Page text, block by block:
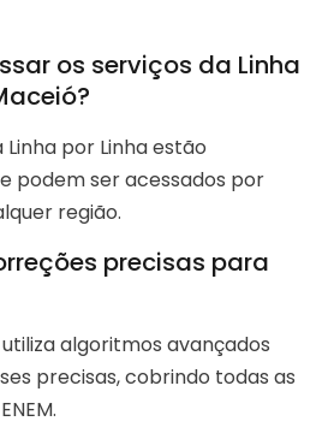
os serviços da Linha
Linha por Linha estão
podem ser acessados por
região.
precisas para
algoritmos avançados
precisas, cobrindo todas as